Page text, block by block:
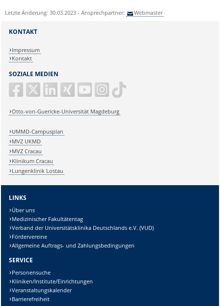
Letzte Änderung: 30.03.2023 - Ansprechpartner: Webmaster
SOZIALE MEDIEN
Otto-von-Guericke-Universität Magdeburg
KONTAKT
Impressum
Kontakt
UMMD-Campusplan
MVZ UKMD
MVZ Cracau
Klinikum Cracau
Lungenklinik Lostau
LINKS
Über uns
Medizinischer Fakultätentag
Verband der Universitätsklinika Deutschlands e.V. (VUD)
Fördervereine
Allgemeine Auftrags- und Zahlungsbedingungen
SERVICE
Personensuche
Kliniken/Institute/Einrichtungen
Veranstaltungskalender
Barrierefreiheit